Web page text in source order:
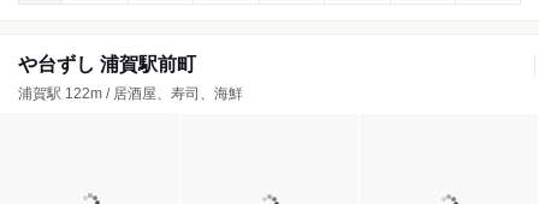
や台ずし 浦賀駅前町
浦賀駅 122m / 居酒屋、寿司、海鮮